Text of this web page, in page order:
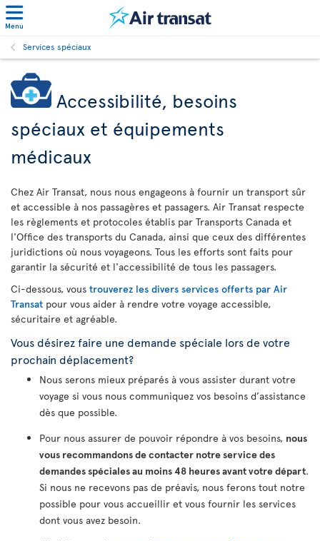
Menu
Services spéciaux
Accessibilité, besoins
spéciaux et équipements
médicaux
Chez Air Transat, nous nous engageons à fournir un transport sûr
et accessible à nos passagères et passagers. Air Transat respecte
les règlements et protocoles établis par Transports Canada et
l'Office des transports du Canada, ainsi que ceux des différentes
juridictions où nous voyageons. Tous les efforts sont faits pour
garantir la sécurité et l'accessibilité de tous les passagers.
Ci-dessous, vous trouverez les divers services offerts par Air
Transat pour vous aider à rendre votre voyage accessible,
sécuritaire et agréable.
Vous désirez faire une demande spéciale lors de votre
prochain déplacement?
Nous serons mieux préparés à vous assister durant votre
voyage si vous nous communiquez vos besoins d’assistance
dès que possible.
Pour nous assurer de pouvoir répondre à vos besoins, nous
vous recommandons de contacter notre service des
demandes spéciales au moins 48 heures avant votre départ.
Si nous ne recevons pas de préavis, nous ferons tout notre
possible pour vous accueillir et vous fournir les services
dont vous avez besoin.